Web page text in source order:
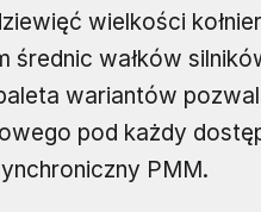
wielkości
wałków
wariantów
pod każdy
PMM.